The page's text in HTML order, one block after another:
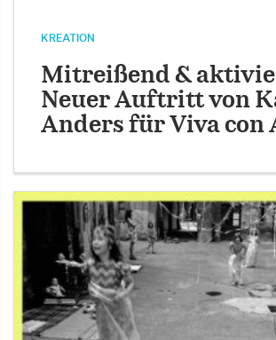
KREATION
Mitreißend &
Neuer Auftritt von
Anders für Viva con